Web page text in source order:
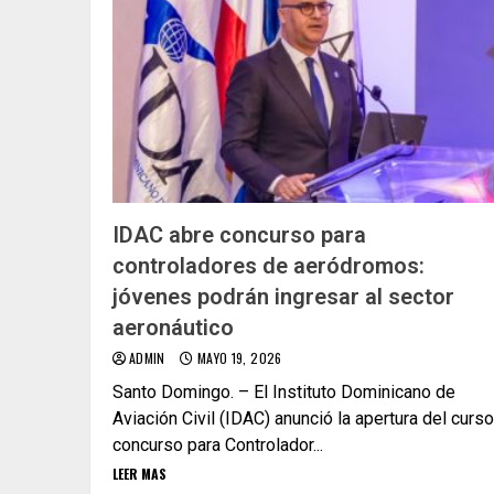
IDAC abre concurso para
controladores de aeródromos:
jóvenes podrán ingresar al sector
aeronáutico
ADMIN MAYO 19, 2026
Santo Domingo. – El Instituto Dominicano de
Aviación Civil (IDAC) anunció la apertura del
concurso para Controlador...
LEER MAS